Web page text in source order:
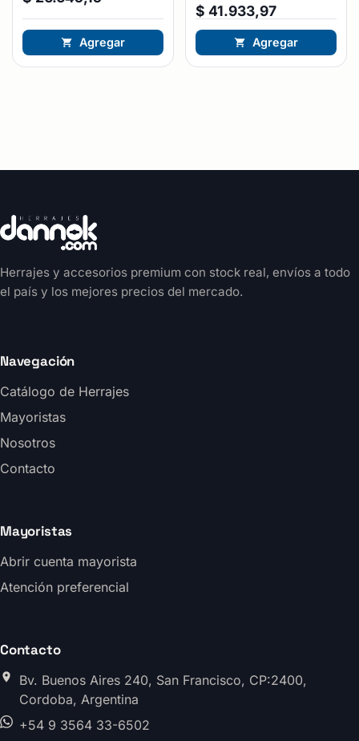
Agregar
$ 41.933,97
Agregar
Herrajes y accesorios premium con stock real, envíos a todo
el país y los mejores precios del mercado.
Navegación
Catálogo de Herrajes
Mayoristas
Nosotros
Contacto
Mayoristas
Abrir cuenta mayorista
Atención preferencial
Contacto
Bv. Buenos Aires 240, San Francisco, CP:2400,
Cordoba, Argentina
+54 9 3564 33-6502